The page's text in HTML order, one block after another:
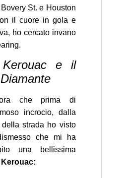
St. e Houston
il cuore in gola e
ho cercato invano
Kerouac e il
che prima di
incrocio, dalla
della strada ho visto
che mi ha
una bellissima
Kerouac: